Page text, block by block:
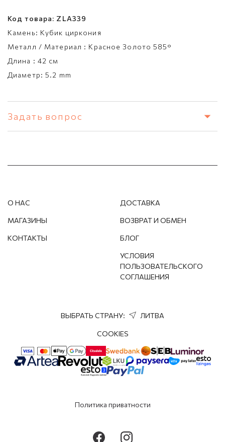
Код товара: ZLA339
Камень: Кубик циркония
Металл / Материал : Красное Золото 585°
Длина : 42 см
Диаметр: 5.2 mm
Задать вопрос
О НАС
МАГАЗИНЫ
КОНТАКТЫ
ДОСТАВКА
ВОЗВРАТ И ОБМЕН
БЛОГ
УСЛОВИЯ
ПОЛЬЗОВАТЕЛЬСКОГО
СОГЛАШЕНИЯ
ВЫБРАТЬ СТРАНУ: ЛИТВА
COOKIES
Политика приватности